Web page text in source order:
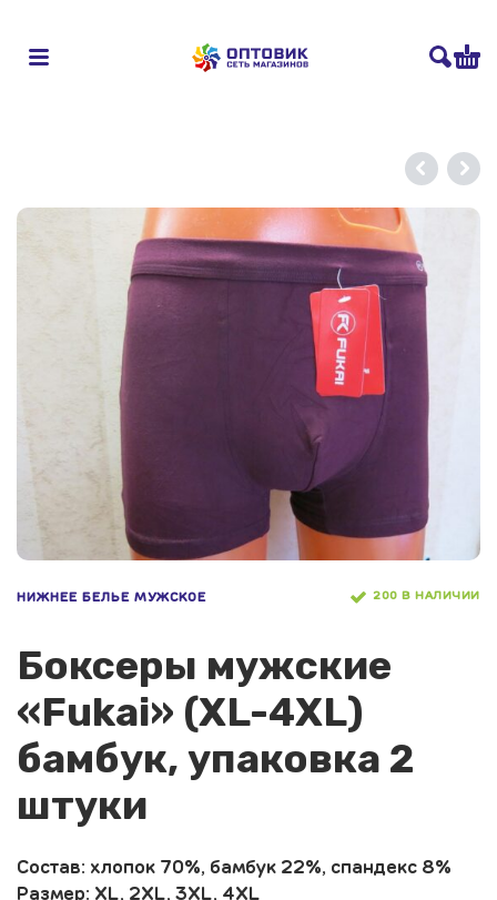
НИЖНЕЕ БЕЛЬЕ МУЖСКОЕ 200 В НАЛИЧИИ
Боксеры мужские
«Fukai» (XL-4XL)
бамбук, упаковка 2
штуки
Состав: хлопок 70%, бамбук 22%, спандекс 8%
Размер: XL, 2XL, 3XL, 4XL